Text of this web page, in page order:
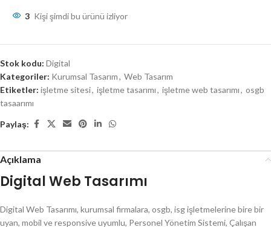
3 Kişi şimdi bu ürünü izliyor
Stok kodu: Digital
Kategoriler: Kurumsal Tasarım, Web Tasarım
Etiketler: işletme sitesi, işletme tasarımı, işletme web tasarımı, osgb
tasaarımı
Paylaş:
Açıklama
Digital Web Tasarımı
Digital Web Tasarımı, kurumsal firmalara, osgb, isg işletmelerine bire bir
uyan, mobil ve responsive uyumlu, Personel Yönetim Sistemi, Çalışan